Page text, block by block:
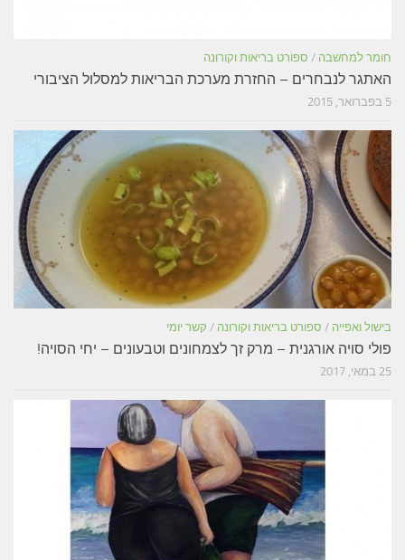
חומר למחשבה / ספורט בריאות וקורונה
האתגר לנבחרים – החזרת מערכת הבריאות למסלול הציבורי
5 בפברואר, 2015
בישול ואפייה / ספורט בריאות וקורונה / קשר יומי
פולי סויה אורגנית – מרק זך לצמחונים וטבעונים – יחי הסויה!
25 במאי, 2017